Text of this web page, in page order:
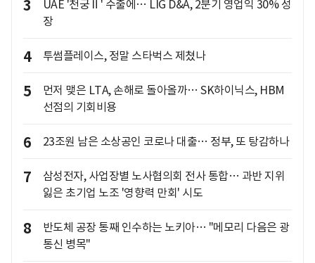
3
UAE '천궁Ⅱ' 수출에… LIG D&A, 2분기 영업익 30% 성
장
4 투썸플레이스, 정말 스타벅스 제쳤나
5
먼저 맺은 LTA, 손해로 돌아올까… SK하이닉스, HBM
선점의 기회비용
6 23조원 남은 소상공인 코로나 대출… 정부, 또 탕감하나
7
삼성전자, 사업장별 노사협의회 전사 통합… 과반 지위
잃은 초기업 노조 '영향력 만회' 시도
8
반도체 공장 통째 인수하는 노키아… "메모리 다음은 광
통신 병목"